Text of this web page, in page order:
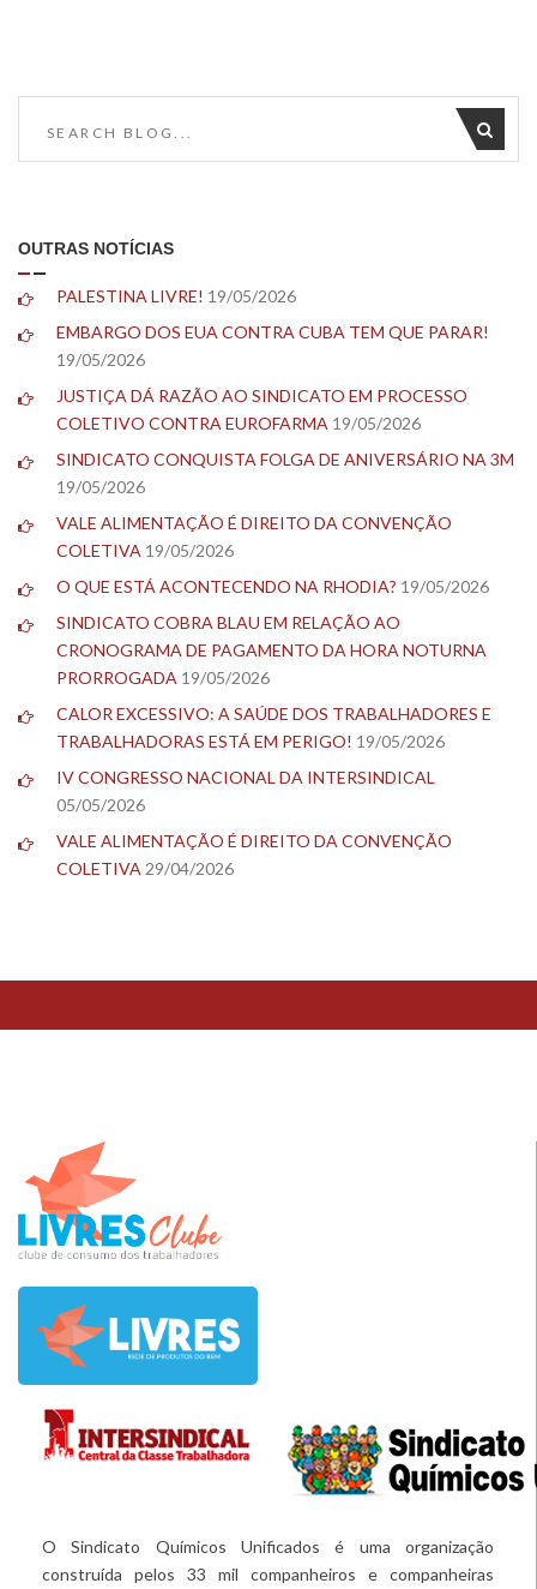
OUTRAS NOTÍCIAS
PALESTINA LIVRE! 19/05/2026
EMBARGO DOS EUA CONTRA CUBA TEM QUE PARAR!
19/05/2026
JUSTIÇA DÁ RAZÃO AO SINDICATO EM PROCESSO
COLETIVO CONTRA EUROFARMA 19/05/2026
SINDICATO CONQUISTA FOLGA DE ANIVERSÁRIO NA 3M
19/05/2026
VALE ALIMENTAÇÃO É DIREITO DA CONVENÇÃO
COLETIVA 19/05/2026
O QUE ESTÁ ACONTECENDO NA RHODIA? 19/05/2026
SINDICATO COBRA BLAU EM RELAÇÃO AO
CRONOGRAMA DE PAGAMENTO DA HORA NOTURNA
PRORROGADA 19/05/2026
CALOR EXCESSIVO: A SAÚDE DOS TRABALHADORES E
TRABALHADORAS ESTÁ EM PERIGO! 19/05/2026
IV CONGRESSO NACIONAL DA INTERSINDICAL
05/05/2026
VALE ALIMENTAÇÃO É DIREITO DA CONVENÇÃO
COLETIVA 29/04/2026
TESTE
O Sindicato Químicos Unificados é uma organização
construída pelos 33 mil companheiros e companheiras